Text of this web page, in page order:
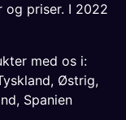
og priser. I 2022
med os i:
, Østrig,
, Spanien